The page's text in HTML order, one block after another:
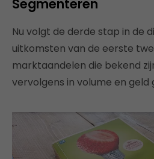
Segmenteren
Nu volgt de derde stap in de
uitkomsten van de eerste
marktaandelen die bekend
vervolgens in volume en